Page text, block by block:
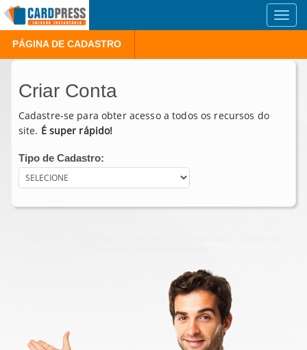
PÁGINA DE CADASTRO
Criar Conta
Cadastre-se para obter acesso a todos os recursos do
site. É super rápido!
Tipo de Cadastro: